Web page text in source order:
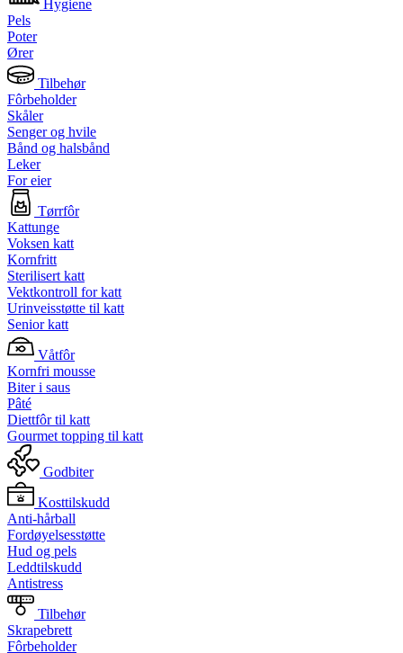
Hygiene
Pels
Poter
Ører
Tilbehør
Fôrbeholder
Skåler
Senger og hvile
Bånd og halsbånd
Leker
For eier
Tørrfôr
Kattunge
Voksen katt
Kornfritt
Sterilisert katt
Vektkontroll for katt
Urinveisstøtte til katt
Senior katt
Våtfôr
Kornfri mousse
Biter i saus
Pâté
Diettfôr til katt
Gourmet topping til katt
Godbiter
Kosttilskudd
Anti-hårball
Fordøyelsesstøtte
Hud og pels
Leddtilskudd
Antistress
Tilbehør
Skrapebrett
Fôrbeholder